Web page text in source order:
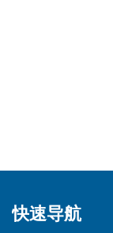
快速导航